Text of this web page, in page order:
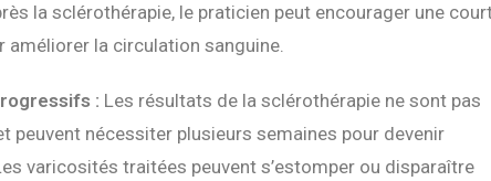
la sclérothérapie, le praticien peut encourager une
améliorer la circulation sanguine.
: Les résultats de la sclérothérapie ne sont pas
peuvent nécessiter plusieurs semaines pour devenir
varicosités traitées peuvent s’estomper ou disparaître